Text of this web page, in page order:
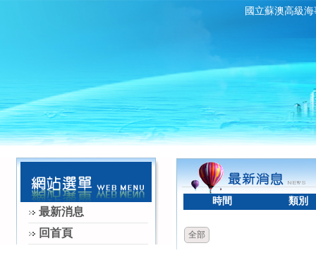
國立蘇澳高級
最新消息
回首頁
時間 類別
全部